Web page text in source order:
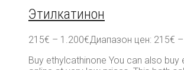
Этилкатинон
215€ – 1.200€Диапазон цен: 215€
Buy ethylcathinone You can also buy